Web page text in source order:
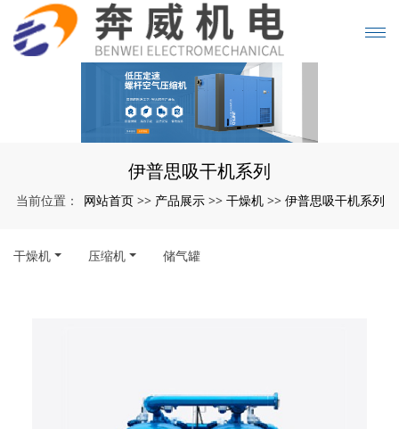
伊普思吸干机系列
当前位置： 网站首页 >> 产品展示 >> 干燥机 >> 伊普思吸干机系列
干燥机 压缩机 储气罐